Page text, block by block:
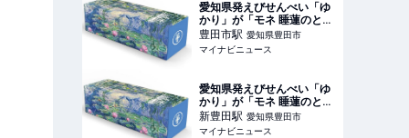
愛知県発えびせんべい「ゆ
かり」が「モネ 睡蓮のと
き」とコラボ - 豊田市美術
館で限定発売
豊田市駅 愛知県豊田市
マイナビニュース
愛知県発えびせんべい「ゆ
かり」が「モネ 睡蓮のと
き」とコラボ - 豊田市美術
館で限定発売
新豊田駅 愛知県豊田市
マイナビニュース